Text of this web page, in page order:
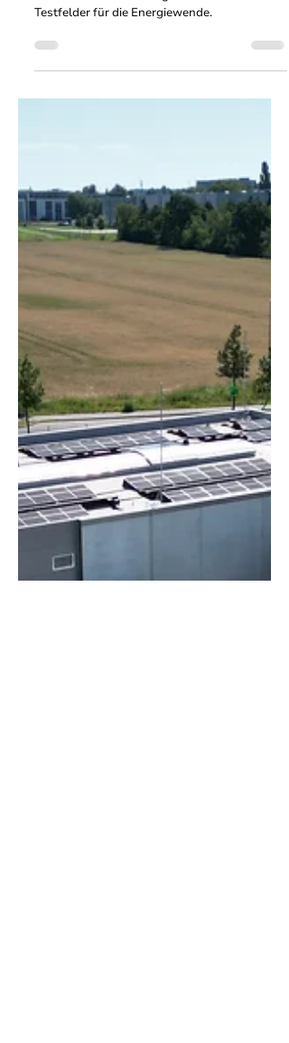
3 Min. Lesezeit
Von der Idee zur Realität
Was sind Reallabore (einfach erklärt)?
Testfelder für die Energiewende.